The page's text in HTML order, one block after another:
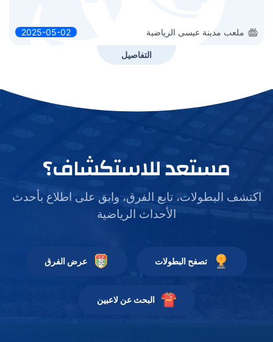
ملعب مدينة عيسى الرياضية 2025-05-02
التفاصيل
مستعد للاستكشاف؟
اكتشف البطولات، تابع الفرق، وابق على اطلاع بأحدث
الأحداث الرياضية
تصفح البطولات عرض الفرق
البحث عن لاعبين